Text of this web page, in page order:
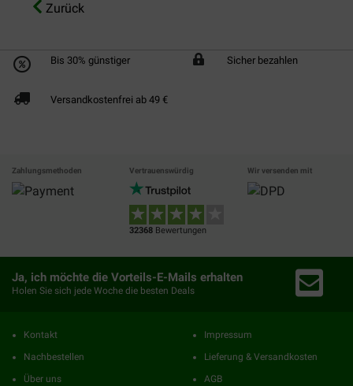
Zurück
Bis 30% günstiger Sicher bezahlen
Versandkostenfrei ab 49 €
Zahlungsmethoden Vertrauenswürdig
32368 Bewertungen
Wir versenden mit
Ja, ich möchte die Vorteils-E-Mails erhalten
Holen Sie sich jede Woche die besten Deals
Kontakt
Nachbestellen
Über uns
Impressum
Lieferung & Versandkosten
AGB